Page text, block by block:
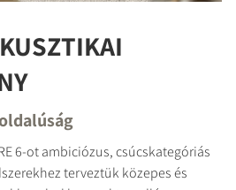
6-ot ambiciózus, csúcskategóriás
terveztük közepes és